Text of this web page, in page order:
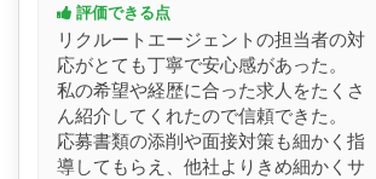
評価できる点
リクルートエージェントの担当者の対
応がとても丁寧で安心感があった。
私の希望や経歴に合った求人をたくさ
ん紹介してくれたので信頼できた。
応募書類の添削や面接対策も細かく指
導してもらえ、他社よりきめ細かくサ